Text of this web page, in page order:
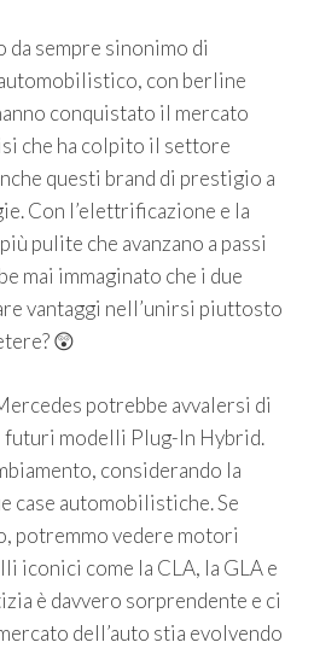
da sempre sinonimo di
con berline
conquistato il mercato
che ha colpito il settore
questi brand di prestigio a
Con l’elettrificazione e la
pulite che avanzano a passi
mai immaginato che i due
vantaggi nell’unirsi piuttosto
😲
potrebbe avvalersi di
modelli Plug-In Hybrid.
considerando la
case automobilistiche. Se
potremmo vedere motori
iconici come la CLA, la GLA e
è davvero sorprendente e ci
dell’auto stia evolvendo